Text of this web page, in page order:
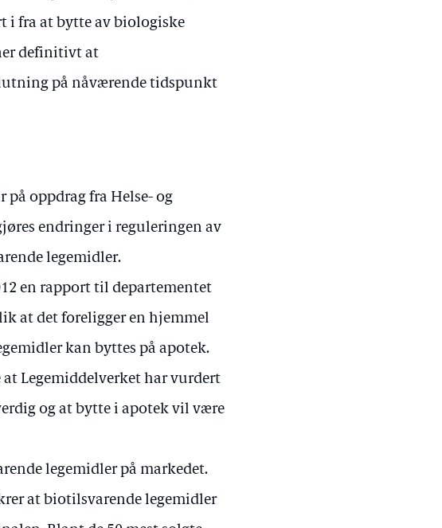
i fra at bytte av biologiske
definitivt at
på nåværende tidspunkt
på oppdrag fra Helse- og
endringer i reguleringen av
legemidler.
en rapport til departementet
at det foreligger en hjemmel
kan byttes på apotek.
Legemiddelverket har vurdert
og at bytte i apotek vil være
legemidler på markedet.
at biotilsvarende legemidler